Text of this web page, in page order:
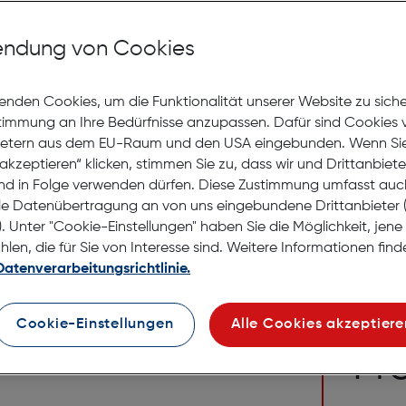
BWT
€ 19,99
in den
von Cookies
Cookies, um die Funktionalität unserer Website zu
an Ihre Bedürfnisse anzupassen. Dafür sind Cookies
aus dem EU-Raum und den USA eingebunden. Wenn
klicken, stimmen Sie zu, dass wir und
in Folge verwenden dürfen. Diese Zustimmung umfasst
Datenübertragung an von uns eingebundene Drittanbieter
Unter "Cookie-Einstellungen" haben Sie die Möglichkeit,
die für Sie von Interesse sind. Weitere Informationen
Cookie-Einstellungen Alle Cookies